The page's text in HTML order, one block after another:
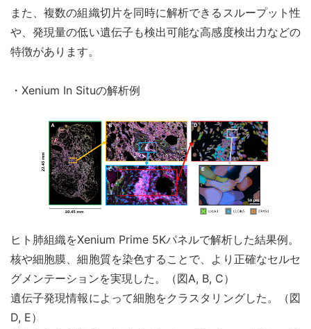
また、複数の組織切片を同時に解析できるスループット性
や、発現量の低い遺伝子も検出可能な高感度検出力などの
特徴があります。
・Xenium In Situの解析例
ヒト肺組織をXenium Prime 5Kパネルで解析した結果例。
核や細胞膜、細胞質を染色することで、より正確なセルセ
グメンテーションを実現した。（図A, B, C）
遺伝子発現情報によって細胞をクラスタリングした。（図
D, E）